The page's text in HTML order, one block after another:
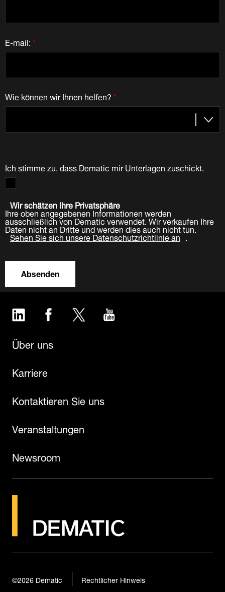
*
E-mail:
*
Wie können wir Ihnen helfen?
Ich stimme zu, dass Dematic mir Unterlagen zuschickt.
Wir schätzen Ihre Privatsphäre
Ihre oben angegebenen Informationen werden
ausschließlich von Dematic verwendet. Wir verkaufen Ihre
Daten nicht an Dritte und werden dies auch nicht tun.
Sehen Sie sich unsere Datenschutzrichtlinie an .
Absenden
LinkedIn Facebook Twitter
Über uns
Karriere
Kontaktieren Sie uns
Veranstaltungen
Newsroom
©2026Dematic Rechtlicher Hinweis